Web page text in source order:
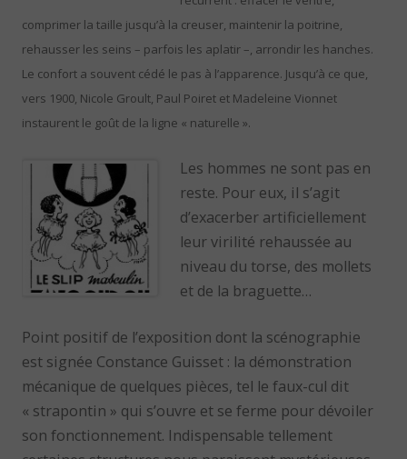
comprimer la taille jusqu’à la creuser, maintenir la poitrine,
rehausser les seins – parfois les aplatir –, arrondir les hanches.
Le confort a souvent cédé le pas à l’apparence. Jusqu’à ce que,
vers 1900, Nicole Groult, Paul Poiret et Madeleine Vionnet
instaurent le goût de la ligne « naturelle ».
Les hommes ne sont pas en
reste. Pour eux, il s’agit
d’exacerber artificiellement
leur virilité rehaussée au
niveau du torse, des mollets
et de la braguette…
Point positif de l’exposition dont la scénographie
est signée Constance Guisset : la démonstration
mécanique de quelques pièces, tel le faux-cul dit
« strapontin » qui s’ouvre et se ferme pour dévoiler
son fonctionnement. Indispensable tellement